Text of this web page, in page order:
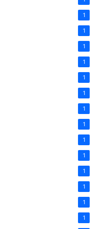
1
1
1
1
1
1
1
1
1
1
1
1
1
1